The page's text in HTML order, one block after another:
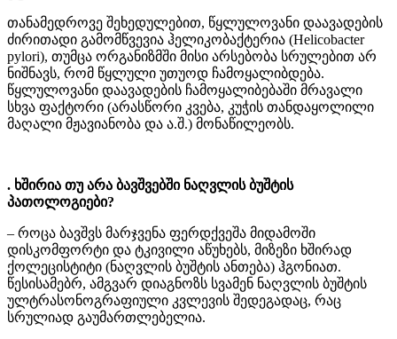
თანამედროვე შეხედულებით, წყლულოვანი დაავადების
ძირითადი გამომწვევია ჰელიკობაქტერია (Helicobacter
pylori), თუმცა ორგანიზმში მისი არსებობა სრულებით არ
ნიშნავს, რომ წყლული უთუოდ ჩამოყალიბდება.
წყლულოვანი დაავადების ჩამოყალიბებაში მრავალი
სხვა ფაქტორი (არასწორი კვება, კუჭის თანდაყოლილი
მაღალი მჟავიანობა და ა.შ.) მონაწილეობს.
. ხშირია თუ არა ბავშვებში ნაღვლის ბუშტის
პათოლოგიები?
– როცა ბავშვს მარჯვენა ფერდქვეშა მიდამოში
დისკომფორტი და ტკივილი აწუხებს, მიზეზი ხშირად
ქოლეცისტიტი (ნაღვლის ბუშტის ანთება) ჰგონიათ.
წესისამებრ, ამგვარ დიაგნოზს სვამენ ნაღვლის ბუშტის
ულტრასონოგრაფიული კვლევის შედეგადაც, რაც
სრულიად გაუმართლებელია.